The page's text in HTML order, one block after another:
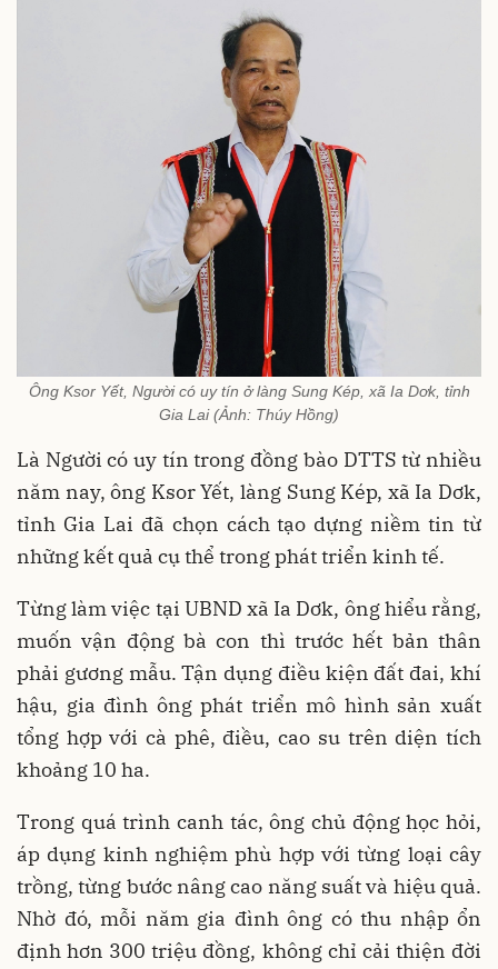
Ông Ksor Yết, Người có uy tín ở làng Sung Kép, xã Ia Dơk, tỉnh
Gia Lai (Ảnh: Thúy Hồng)
Là Người có uy tín trong đồng bào DTTS từ nhiều
năm nay, ông Ksor Yết, làng Sung Kép, xã Ia Dơk,
tỉnh Gia Lai đã chọn cách tạo dựng niềm tin từ
những kết quả cụ thể trong phát triển kinh tế.
Từng làm việc tại UBND xã Ia Dơk, ông hiểu rằng,
muốn vận động bà con thì trước hết bản thân
phải gương mẫu. Tận dụng điều kiện đất đai, khí
hậu, gia đình ông phát triển mô hình sản xuất
tổng hợp với cà phê, điều, cao su trên diện tích
khoảng 10 ha.
Trong quá trình canh tác, ông chủ động học hỏi,
áp dụng kinh nghiệm phù hợp với từng loại cây
trồng, từng bước nâng cao năng suất và hiệu quả.
Nhờ đó, mỗi năm gia đình ông có thu nhập ổn
định hơn 300 triệu đồng, không chỉ cải thiện đời